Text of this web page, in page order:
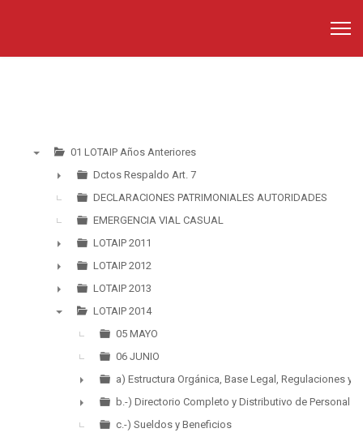
01 LOTAIP Años Anteriores
►
Dctos Respaldo Art. 7
DECLARACIONES PATRIMONIALES AUTORIDADES
EMERGENCIA VIAL CASUAL
►
LOTAIP 2011
►
LOTAIP 2012
►
LOTAIP 2013
LOTAIP 2014
05 MAYO
06 JUNIO
►
a) Estructura Orgánica, Base Legal, Regulaciones y
►
b.-) Directorio Completo y Distributivo de Personal
c.-) Sueldos y Beneficios